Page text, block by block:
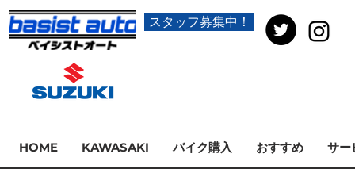
スタッフ募集中！
HOME KAWASAKI バイク購入 おすすめ サー